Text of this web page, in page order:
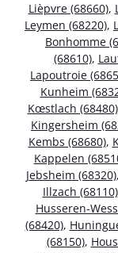
Lièpvre (68660),
Leymen (68220),
Bonhomme
(68610),
Lapoutroie
Kunheim
Kœstlach (68480)
Kingersheim
Kembs (68680),
Kappelen
Jebsheim (68320),
Illzach (68110)
Husseren-
(68420),
(68150),